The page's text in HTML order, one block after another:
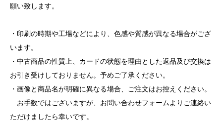
願い致します。
・印刷の時期や工場などにより、色感や質感が異なる場合がござ
います。
・中古商品の性質上、カードの状態を理由とした返品及び交換は
お引き受けしておりません。予めご了承ください。
・画像と商品名が明確に異なる場合、ご注文はお控えください。
お手数ではございますが、お問い合わせフォームよりご連絡い
ただけましたら幸いです。